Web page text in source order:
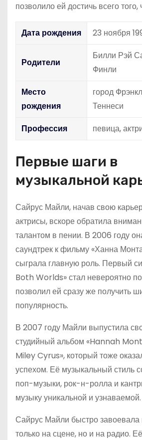
позволило ей достичь всего того,
Дата рождения 23 ноября
Родители
Билли Рэй
Финли
Место
рождения
город
Теннеси
Профессия
певица,
Первые шаги в
музыкальной
Сайрус Майли, начав свою
актрисы, вскоре обратила
талантом в пении. В 2006 году
саундтрек к фильму «Ханна
сыграла главную роль. Первый
Both Worlds» стал невероятно
позволил ей сразу же получить
популярность.
В 2007 году Майли выпустила
студийный альбом «Hannah
Miley Cyrus», который тоже
успехом. Её музыкальный стиль
поп-музыки, рок-н-ролла и
музыку уникальной и узнаваемой.
Сайрус Майли быстро завоевала
только на сцене, но и на радио.